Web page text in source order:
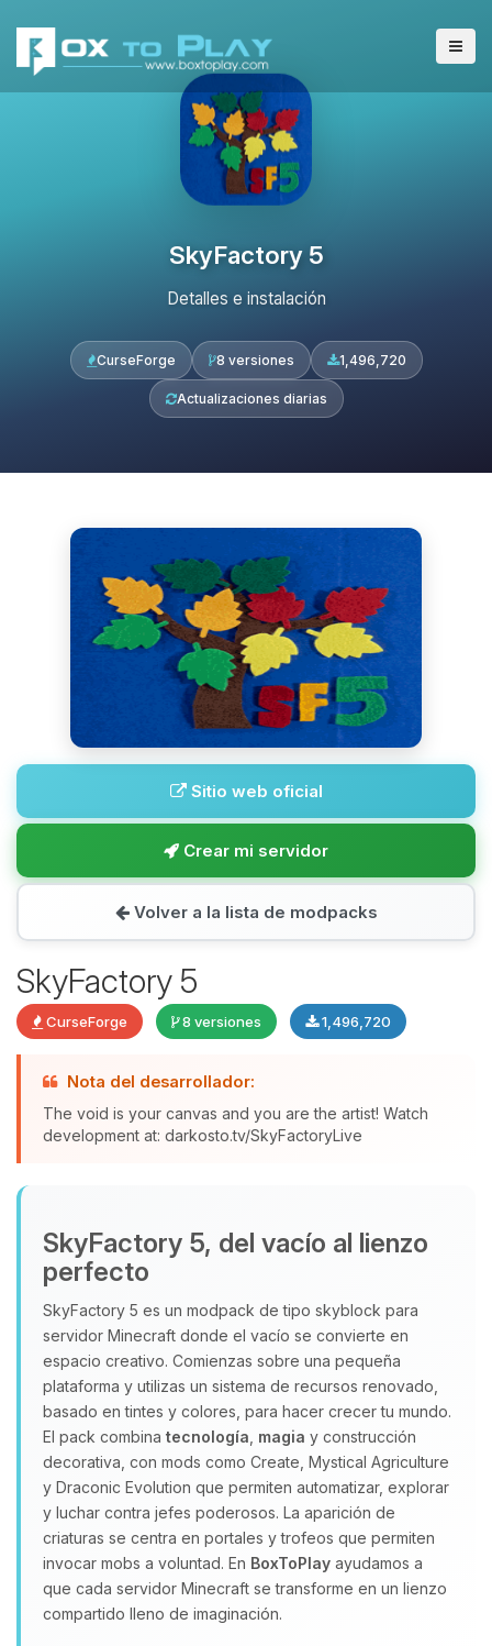
SkyFactory 5
Detalles e instalación
CurseForge 8 versiones 1,496,720
Actualizaciones diarias
Sitio web oficial
Crear mi servidor
Volver a la lista de modpacks
SkyFactory 5
CurseForge 8 versiones 1,496,720
Nota del desarrollador:
The void is your canvas and you are the artist! Watch
development at: darkosto.tv/SkyFactoryLive
SkyFactory 5, del vacío al lienzo
perfecto
SkyFactory 5 es un modpack de tipo skyblock para
servidor Minecraft donde el vacío se convierte en
espacio creativo. Comienzas sobre una pequeña
plataforma y utilizas un sistema de recursos renovado,
basado en tintes y colores, para hacer crecer tu mundo.
El pack combina tecnología magia y construcción
decorativa, con mods como Create, Mystical Agriculture
y Draconic Evolution que permiten automatizar, explorar
y luchar contra jefes poderosos. La aparición de
criaturas se centra en portales y trofeos que permiten
invocar mobs a voluntad. En BoxToPlay ayudamos a
que cada servidor Minecraft se transforme en un lienzo
compartido lleno de imaginación.
que necesitas y moveré mis
pequenos circuitos para ayudarte.